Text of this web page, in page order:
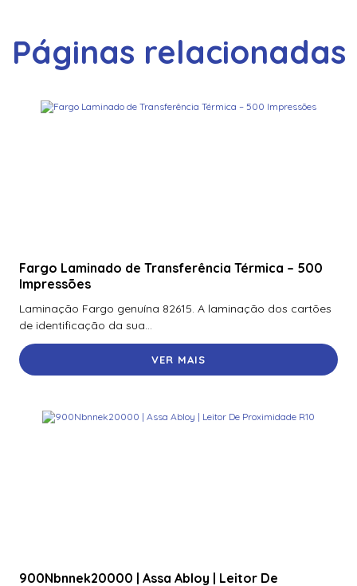
Páginas relacionadas
Fargo Laminado de Transferência Térmica – 500
Impressões
Laminação Fargo genuína 82615. A laminação dos cartões
de identificação da sua...
VER MAIS
900Nbnnek20000 | Assa Abloy | Leitor De